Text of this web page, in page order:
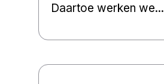
Daartoe werken we...